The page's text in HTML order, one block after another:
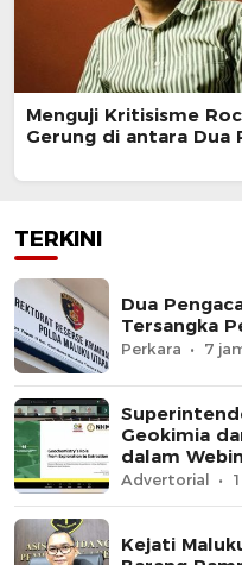
Menguji Kritisisme
Gerung di antara Dua
TERKINI
Dua
Tersangka
Perkara 7
Geokimia
dalam
Advertorial
Kejati